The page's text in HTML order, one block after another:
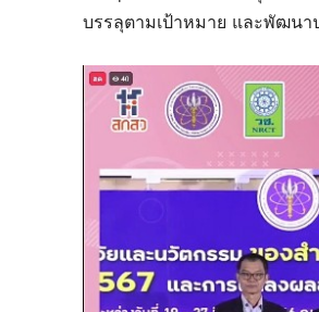
บรรลุตามเป้าหมาย และพัฒนา